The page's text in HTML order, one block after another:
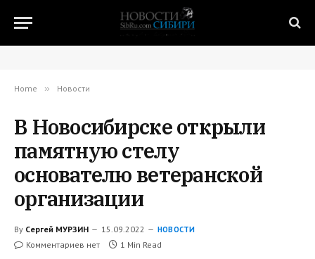
Home » Новости
В Новосибирске открыли
памятную стелу
основателю ветеранской
организации
By Сергей МУРЗИН 15.09.2022 НОВОСТИ
Комментариев нет 1 Min Read